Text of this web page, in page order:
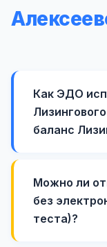
Как ЭДО
баланс
Можно ли
без
теста)?